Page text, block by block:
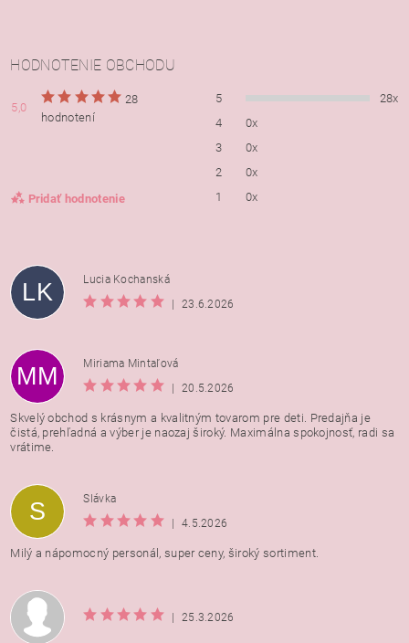
HODNOTENIE OBCHODU
5,0
28
hodnotení
Pridať hodnotenie
5
28x
4
0x
3
0x
2
0x
1
0x
Vložením hodnotenie súhlasíte s
osobných údajov
LK
Lucia Kochanská
|
23.6.2026
MM
Miriama Mintaľová
|
20.5.2026
Skvelý obchod s krásnym a kvalitným tovarom pre deti. Predajňa je
čistá, prehľadná a výber je naozaj široký. Maximálna spokojnosť, radi sa
vrátime.
S
Slávka
|
4.5.2026
Milý a nápomocný personál, super ceny, široký sortiment.
| 25.3.2026